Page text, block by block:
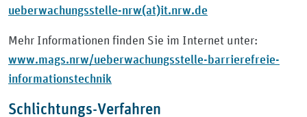
ueberwachungsstelle-nrw(at)it.nrw.de
Mehr Informationen finden Sie im Internet unter:
www.mags.nrw/ueberwachungsstelle-barrierefreie-
informationstechnik
Schlichtungs-Verfahren